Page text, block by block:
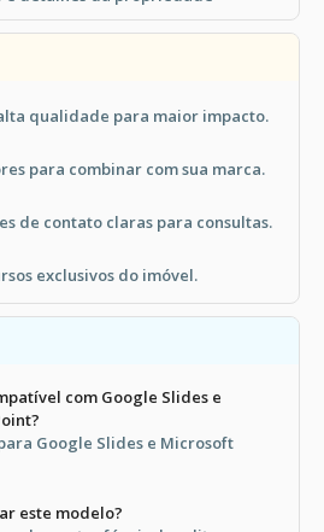
qualidade para maior impacto.
para combinar com sua marca.
de contato claras para consultas.
exclusivos do imóvel.
com Google Slides e
Google Slides e Microsoft
este modelo?